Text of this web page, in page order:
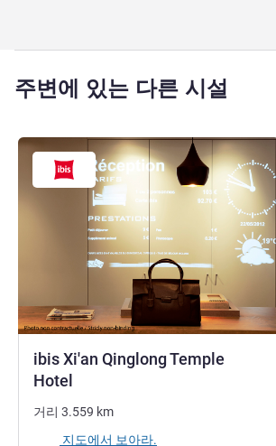
주변에 있는 다른 시설
ibis Xi'an Qinglong Temple
Hotel
거리 3.559 km
지도에서 보아라.